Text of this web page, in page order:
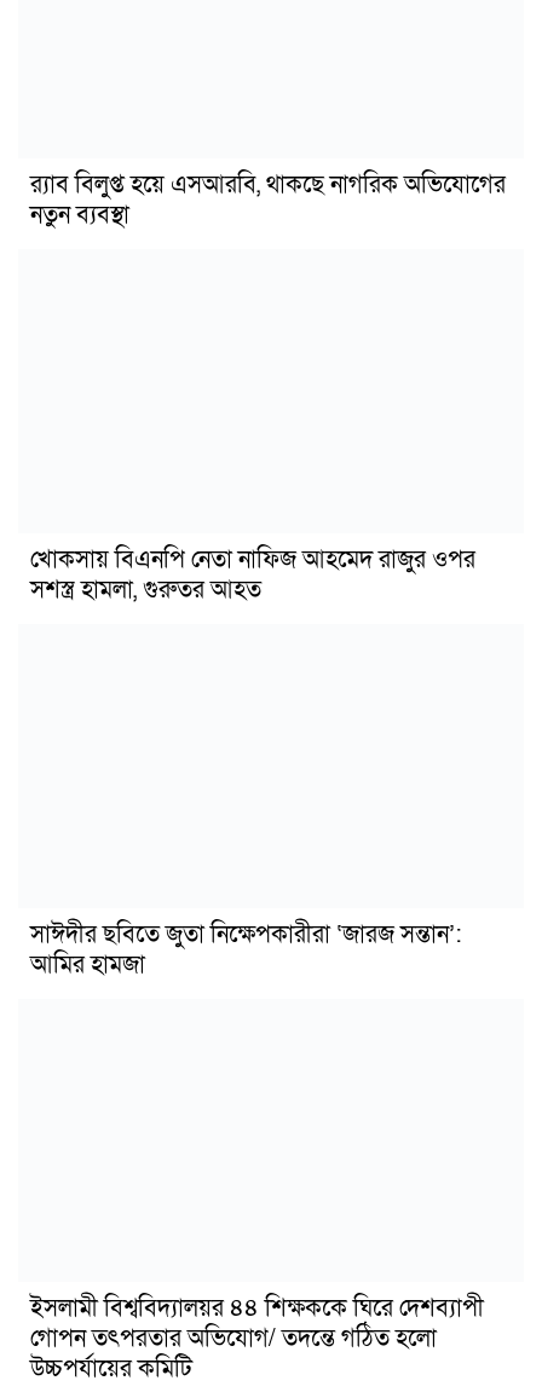
র‍্যাব বিলুপ্ত হয়ে এসআরবি, থাকছে নাগরিক অভিযোগের
নতুন ব্যবস্থা
খোকসায় বিএনপি নেতা নাফিজ আহমেদ রাজুর ওপর
সশস্ত্র হামলা, গুরুতর আহত
সাঈদীর ছবিতে জুতা নিক্ষেপকারীরা ‘জারজ সন্তান’:
আমির হামজা
ইসলামী বিশ্ববিদ্যালয়র ৪৪ শিক্ষককে ঘিরে দেশব্যাপী
গোপন তৎপরতার অভিযোগ/ তদন্তে গঠিত হলো
উচ্চপর্যায়ের কমিটি